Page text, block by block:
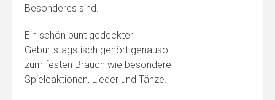
Besonderes sind.
Ein schön bunt gedeckter
Geburtstagstisch gehört genauso
zum festen Brauch wie besondere
Spieleaktionen, Lieder und Tänze.